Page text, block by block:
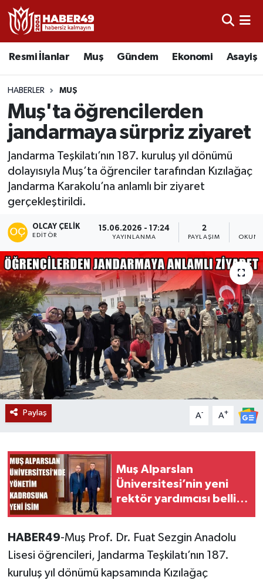
Resmi İlanlar Muş Gündem Ekonomi Asayiş
HABERLER MUŞ
Muş'ta öğrencilerden
jandarmaya sürpriz ziyaret
Jandarma Teşkilatı’nın 187. kuruluş yıl dönümü
dolayısıyla Muş’ta öğrenciler tarafından Kızılağaç
Jandarma Karakolu’na anlamlı bir ziyaret
gerçekleştirildi.
OLCAY ÇELIK
EDITÖR
15.06.2026 - 17:24
YAYINLANMA
2
PAYLAŞIM
Paylaş A- A+
Muş Alparslan
Üniversitesi’nin yeni
rektör yardımcısı belli
HABER49-Muş Prof. Dr. Fuat Sezgin Anadolu
Lisesi öğrencileri, Jandarma Teşkilatı’nın 187.
kuruluş yıl dönümü kapsamında Kızılağaç
Resmi İlanlar
Asayiş
Bölge
Eğitim
Ekonomi
Gündem
Spor
Siyaset
Teknoloji
Kültür Sanat
Muş
Hasköy
Bulanık
Malazgirt
Uşak Nöbetçi Eczaneler
Uşak Hava Durumu
Uşak Namaz Vakitleri
Uşak Trafik Yoğunluk Haritası
TFF 2.Lig Kırmızı Grup Puan Durumu ve Fikstür
Son Dakika Haberleri
Haber Arşivi